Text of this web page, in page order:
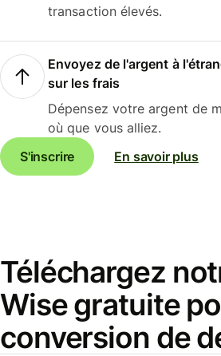
transaction élevés.
Envoyez de l'argent à
sur les frais
Dépensez votre argent de
où que vous alliez.
S'inscrire
En savoir plus
Téléchargez
Wise gratuite
conversion de